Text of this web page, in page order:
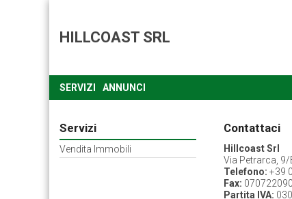
HILLCOAST SRL
SERVIZI ANNUNCI
Servizi
Vendita Immobili
Contattaci
Hillcoast Srl
Via Petrarca, 9/
Telefono: +39
Fax: 070722090
Partita IVA: